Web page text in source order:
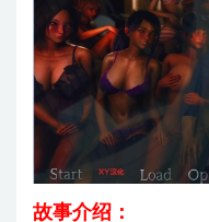
故事介绍：